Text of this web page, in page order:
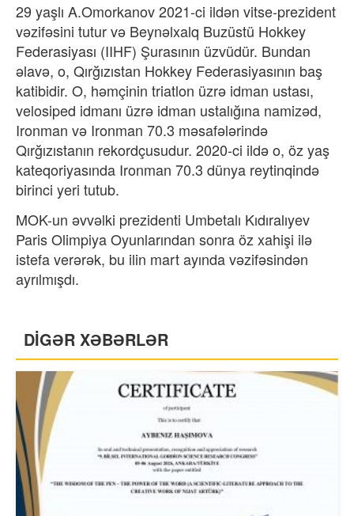
29 yaşlı A.Omorkanov 2021-ci ildən vitse-prezident
vəzifəsini tutur və Beynəlxalq Buzüstü Hokkey
Federasiyası (IIHF) Şurasının üzvüdür. Bundan
əlavə, o, Qırğızıstan Hokkey Federasiyasının baş
katibidir. O, həmçinin triatlon üzrə idman ustası,
velosiped idmanı üzrə idman ustalığına namizəd,
Ironman və Ironman 70.3 məsafələrində
Qırğızıstanın rekordçusudur. 2020-ci ildə o, öz yaş
kateqoriyasında Ironman 70.3 dünya reytinqində
birinci yeri tutub.
MOK-un əvvəlki prezidenti Umbetalı Kıdıralıyev
Paris Olimpiya Oyunlarından sonra öz xahişi ilə
istefa verərək, bu ilin mart ayında vəzifəsindən
ayrılmışdı.
DİGƏR XƏBƏRLƏR